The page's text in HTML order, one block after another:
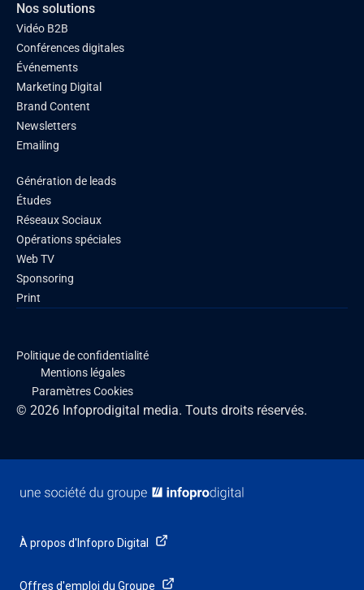
Nos solutions
Vidéo B2B
Conférences digitales
Événements
Marketing Digital
Brand Content
Newsletters
Emailing
Génération de leads
Études
Réseaux Sociaux
Opérations spéciales
Web TV
Sponsoring
Print
© 2026 Infoprodigital media. Touts droits réservés.
Politique de confidentialité
Mentions légales
Paramètres Cookies